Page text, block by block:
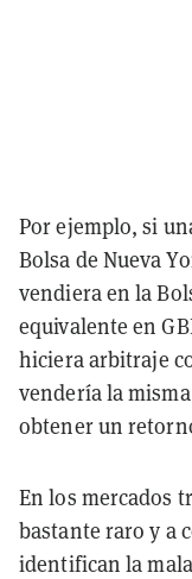
Por ejemplo, si
Bolsa de Nueva
vendiera en la
equivalente en
hiciera arbitraje
vendería la
obtener un
En los mercados
bastante raro y a
identifican la